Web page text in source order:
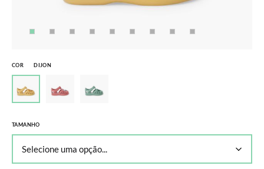
COR DIJON
TAMANHO